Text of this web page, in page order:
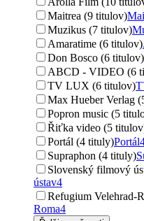
Maitrea (9 titulov)
Muzikus (7 titulov)
Amaratime (6 titulov)
Don Bosco (6 titulov)
ABCD - VIDEO (6
TV LUX (6 titulov)
Max Hueber Verlag
Popron music (5
Řiťka video (5
Portál (4 tituly)Portál
Supraphon (4 tituly)
Slovenský filmový
ústav4
Refugium Velehrad-
Roma4